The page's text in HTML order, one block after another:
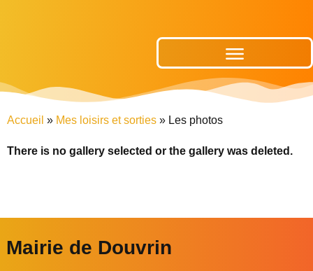
Accueil » Mes loisirs et sorties » Les photos
There is no gallery selected or the gallery was deleted.
Mairie de Douvrin